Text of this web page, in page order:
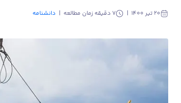
۲۰ تیر ۱۴۰۰ 7 دقیقه زمان مطالعه دانشنامه